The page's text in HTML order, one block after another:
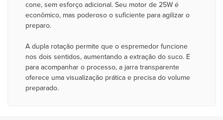
cone, sem esforço adicional. Seu motor de 25W é
econômico, mas poderoso o suficiente para agilizar o
preparo.
A dupla rotação permite que o espremedor funcione
nos dois sentidos, aumentando a extração do suco. E
para acompanhar o processo, a jarra transparente
oferece uma visualização prática e precisa do volume
preparado.